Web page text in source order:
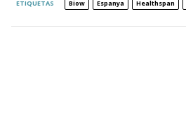
ETIQUETAS Biow Espanya Healthspan